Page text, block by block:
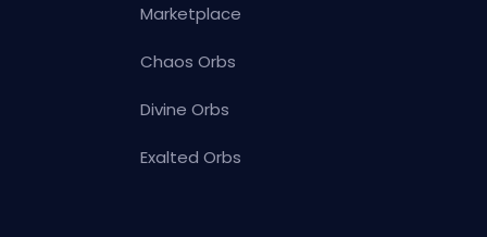
Marketplace
Chaos Orbs
Divine Orbs
Exalted Orbs